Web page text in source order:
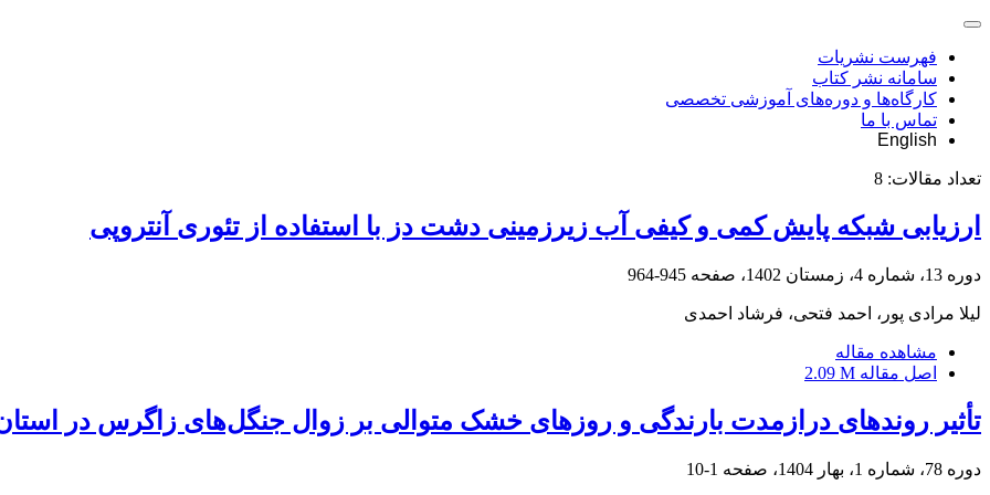
فهرست نشریات
سامانه نشر کتاب
کارگاه‌ها و دوره‌های آموزشی تخصصی
تماس با ما
English
تعداد مقالات: 8
ارزیابی شبکه پایش کمی و کیفی آب زیرزمینی دشت دز با استفاده از تئوری آنتروپی
دوره 13، شماره 4، زمستان 1402، صفحه 945-964
لیلا مرادی پور، احمد فتحی، فرشاد احمدی
مشاهده مقاله
اصل مقاله 2.09 M
تأثیر روندهای درازمدت بارندگی و روزهای خشک متوالی بر زوال جنگل‌های زاگرس در استان
دوره 78، شماره 1، بهار 1404، صفحه 1-10